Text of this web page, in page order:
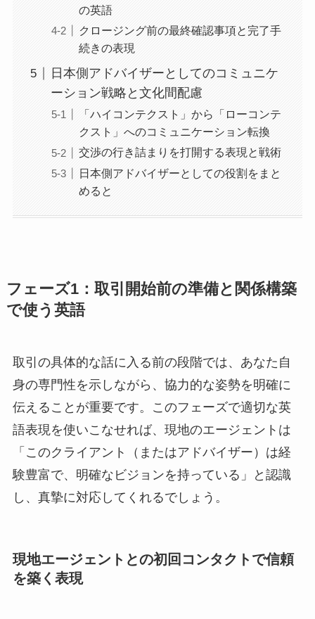
の英語
クロージング前の最終確認事項と完了手
続きの表現
日本側アドバイザーとしてのコミュニケ
ーション戦略と文化間配慮
「ハイコンテクスト」から「ローコンテ
クスト」へのコミュニケーション転換
交渉の行き詰まりを打開する表現と戦術
日本側アドバイザーとしての役割をまと
めると
フェーズ1：取引開始前の準備と関係構築
で使う英語
取引の具体的な話に入る前の段階では、あなた自
身の専門性を示しながら、協力的な姿勢を明確に
伝えることが重要です。このフェーズで適切な英
語表現を使いこなせれば、現地のエージェントは
「このクライアント（またはアドバイザー）は経
験豊富で、明確なビジョンを持っている」と認識
し、真摯に対応してくれるでしょう。
現地エージェントとの初回コンタクトで信頼
を築く表現